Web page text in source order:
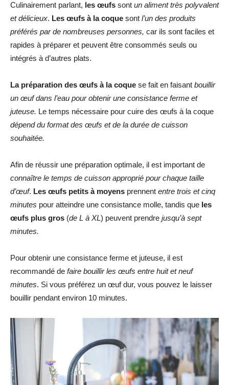
Culinairement parlant, les œufs sont un aliment très polyvalent
et délicieux. Les œufs à la coque sont l’un des produits
préférés par de nombreuses personnes, car ils sont faciles et
rapides à préparer et peuvent être consommés seuls ou
intégrés à d’autres plats.
La préparation des œufs à la coque se fait en faisant bouillir
un œuf dans l’eau pour obtenir une consistance ferme et
juteuse. Le temps nécessaire pour cuire des œufs à la coque
dépend du format des œufs et de la durée de cuisson
souhaitée.
Afin de réussir une préparation optimale, il est important de
connaître le temps de cuisson approprié pour chaque taille
d’œuf. Les œufs petits à moyens prennent entre trois et cinq
minutes pour atteindre une consistance molle, tandis que les
œufs plus gros (de L à XL) peuvent prendre jusqu’à sept
minutes.
Pour obtenir une consistance ferme et juteuse, il est
recommandé de faire bouillir les œufs entre huit et neuf
minutes. Si vous préférez un œuf dur, vous pouvez le laisser
bouillir pendant environ 10 minutes.